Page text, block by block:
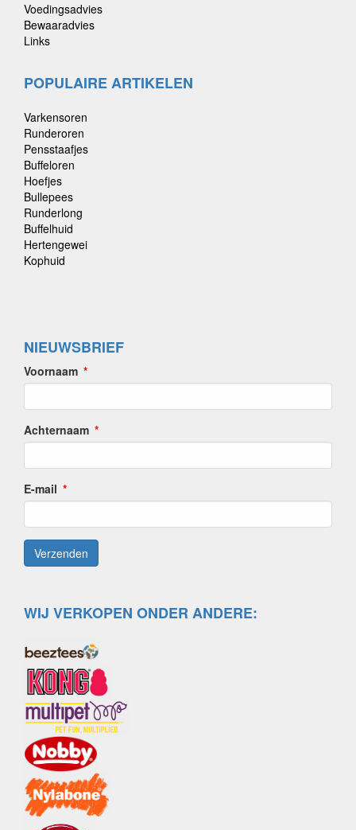
Voedingsadvies
Bewaaradvies
Links
POPULAIRE ARTIKELEN
Varkensoren
Runderoren
Pensstaafjes
Buffeloren
Hoefjes
Bullepees
Runderlong
Buffelhuid
Hertengewei
Kophuid
NIEUWSBRIEF
Voornaam
Achternaam
E-mail
WIJ VERKOPEN ONDER ANDERE: